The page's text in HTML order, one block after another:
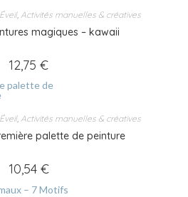
, Activités manuelles & créatives
magiques – kawaii
12,75 €
, Activités manuelles & créatives
palette de peinture
10,54 €